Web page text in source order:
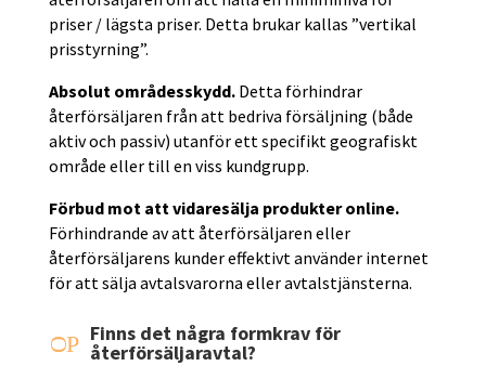
priser / lägsta priser. Detta brukar kallas ”vertikal
prisstyrning”.
Absolut områdesskydd.Detta förhindrar
återförsäljaren från att bedriva försäljning (både
aktiv och passiv) utanför ett specifikt geografiskt
område eller till en viss kundgrupp.
Förbud mot att vidaresälja produkter online.
Förhindrande av att återförsäljaren eller
återförsäljarens kunder effektivt använder internet
för att sälja avtalsvarorna eller avtalstjänsterna.
OP Finns det några formkrav för
återförsäljaravtal?